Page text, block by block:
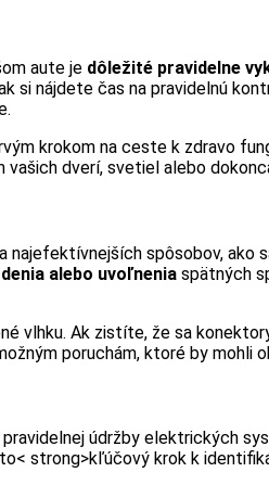
aute je dôležité pravidelne
si nájdete čas na pravidelnú
krokom na ceste k zdravo
dverí, svetiel alebo
najefektívnejších spôsobov,
alebo uvoľnenia spätných
vlhku. Ak zistíte, že sa
poruchám, ktoré by mohli
údržby elektrických
strong>kľúčový krok k